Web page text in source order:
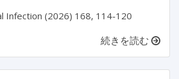
Infection (2026) 168, 114-120
続きを読む